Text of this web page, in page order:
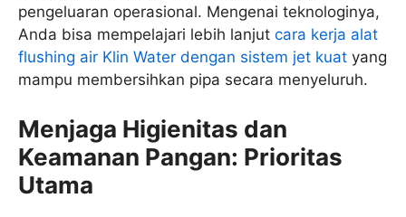
pengeluaran operasional. Mengenai teknologinya,
Anda bisa mempelajari lebih lanjut cara kerja alat
flushing air Klin Water dengan sistem jet kuat yang
mampu membersihkan pipa secara menyeluruh.
Menjaga Higienitas dan
Keamanan Pangan: Prioritas
Utama